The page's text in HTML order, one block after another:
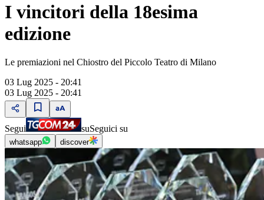
I vincitori della 18esima
edizione
Le premiazioni nel Chiostro del Piccolo Teatro di Milano
03 Lug 2025 - 20:41
03 Lug 2025 - 20:41
Segui suSeguici su
whatsapp discover